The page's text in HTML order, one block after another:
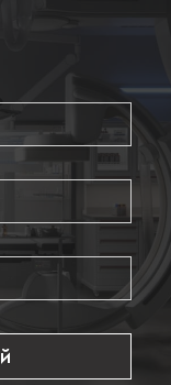
Для получения
свяжитесь с